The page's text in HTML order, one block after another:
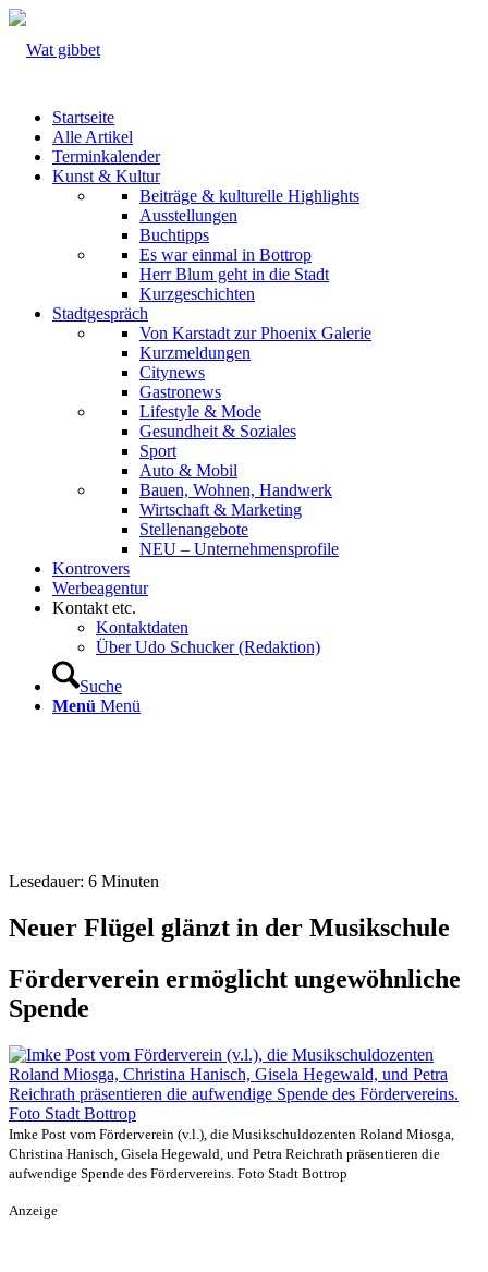
Startseite
Alle Artikel
Terminkalender
Kunst & Kultur
Beiträge & kulturelle Highlights
Ausstellungen
Buchtipps
Es war einmal in Bottrop
Herr Blum geht in die Stadt
Kurzgeschichten
Stadtgespräch
Von Karstadt zur Phoenix Galerie
Kurzmeldungen
Citynews
Gastronews
Lifestyle & Mode
Gesundheit & Soziales
Sport
Auto & Mobil
Bauen, Wohnen, Handwerk
Wirtschaft & Marketing
Stellenangebote
NEU – Unternehmens­profile
Kontrovers
Werbeagentur
Kontakt etc.
Kontaktdaten
Über Udo Schucker (Redaktion)
Suche
Menü Menü
Lesedauer: 6 Minuten
Neuer Flügel glänzt in der Musikschule
Förderverein ermöglicht ungewöhnliche
Spende
Imke Post vom Förderverein (v.l.), die Musikschuldozenten Roland Miosga,
Christina Hanisch, Gisela Hegewald, und Petra Reichrath präsentieren die
aufwendige Spende des Fördervereins. Foto Stadt Bottrop
Anzeige